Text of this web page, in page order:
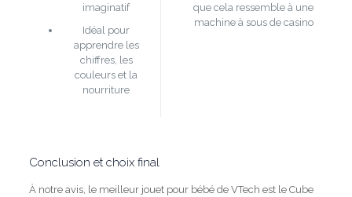
imaginatif
Idéal pour
apprendre les
chiffres, les
couleurs et la
nourriture
que cela ressemble à une
machine à sous de casino
Conclusion et choix final
À notre avis, le meilleur jouet pour bébé de VTech est le Cube